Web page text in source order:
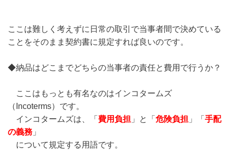
ここは難しく考えずに日常の取引で当事者間で決めている
ことをそのまま契約書に規定すれば良いのです。
◆納品はどこまでどちらの当事者の責任と費用で行うか？
ここはもっとも有名なのはインコタームズ
（Incoterms）です。
インコタームズは、「 費用負担 」と「 危険負担 」「 手配
の義務 」
について規定する用語です。